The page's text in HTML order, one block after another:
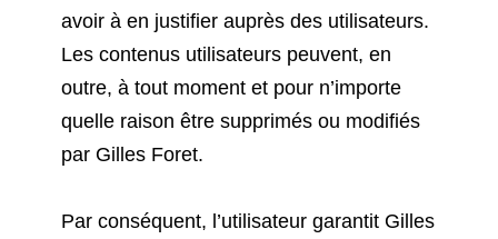
avoir à en justifier auprès des utilisateurs.
Les contenus utilisateurs peuvent, en
outre, à tout moment et pour n’importe
quelle raison être supprimés ou modifiés
par Gilles Foret.
Par conséquent, l’utilisateur garantit Gilles